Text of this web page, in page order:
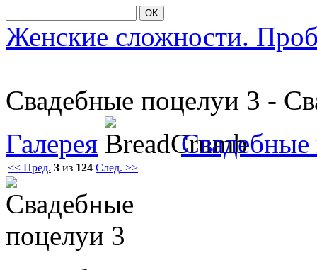
OK
Женские сложности.
Свадебные пοцелуи 3 -
Галерея
Свадебные
<< Пред. 3 из 124 След. >>